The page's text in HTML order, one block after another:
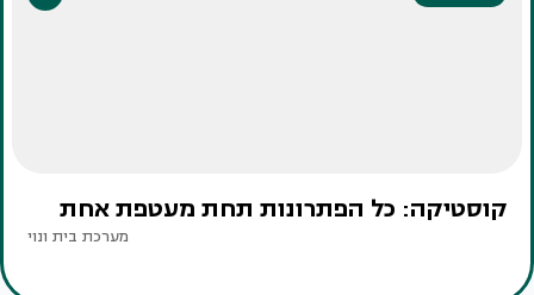
קוסטיקה: כל הפתרונות תחת מעטפת אחת
מערכת בית ונוי